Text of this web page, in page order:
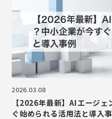
2026.03.08
【2026年最新】AIエージ
ぐ始められる活用法と導入